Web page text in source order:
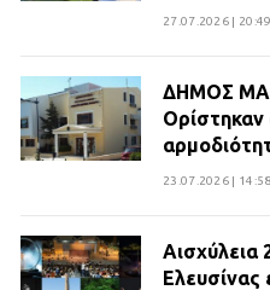
27.07.2026 | 20:49
ΔΗΜΟΣ
Ορίστηκαν
23.07.2026 | 14:58
Αισχύλεια
Ελευσίνας